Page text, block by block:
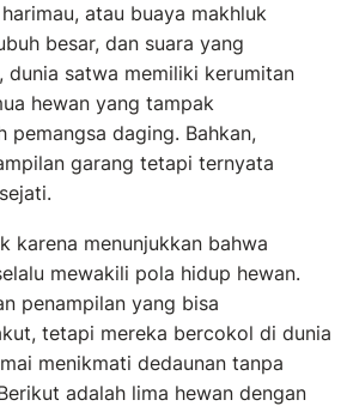
atau buaya makhluk
besar, dan suara yang
dunia satwa memiliki kerumitan
hewan yang tampak
pemangsa daging. Bahkan,
garang tetapi ternyata
karena menunjukkan bahwa
mewakili pola hidup hewan.
penampilan yang bisa
tetapi mereka bercokol di dunia
menikmati dedaunan tanpa
adalah lima hewan dengan